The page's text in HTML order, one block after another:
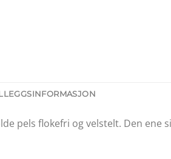
pels flokefri og velstelt. Den